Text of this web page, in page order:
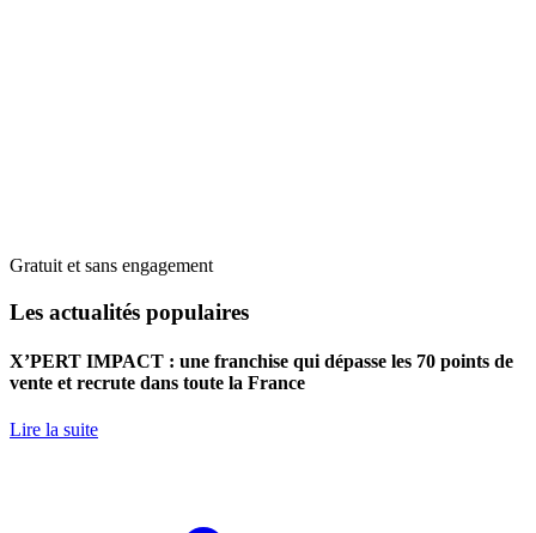
Gratuit et sans engagement
Les actualités populaires
X’PERT IMPACT : une franchise qui dépasse les 70 points de
vente et recrute dans toute la France
Lire la suite